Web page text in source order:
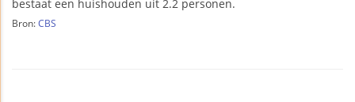
bestaat een huishouden uit 2.2 personen.
Bron: CBS